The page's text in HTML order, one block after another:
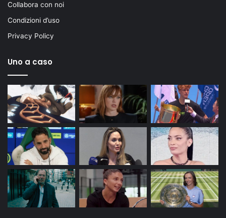
Collabora con noi
Condizioni d’uso
Privacy Policy
Uno a caso